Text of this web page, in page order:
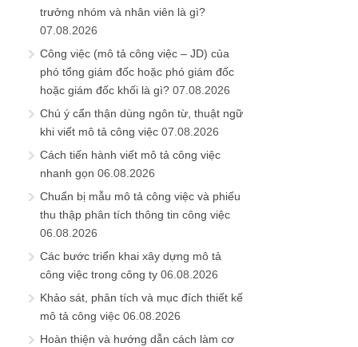
trưởng nhóm và nhân viên là gì?
07.08.2026
Công việc (mô tả công việc – JD) của
phó tổng giám đốc hoặc phó giám đốc
hoặc giám đốc khối là gì? 07.08.2026
Chú ý cẩn thận dùng ngôn từ, thuật ngữ
khi viết mô tả công việc 07.08.2026
Cách tiến hành viết mô tả công việc
nhanh gọn 06.08.2026
Chuẩn bị mẫu mô tả công việc và phiếu
thu thập phân tích thông tin công việc
06.08.2026
Các bước triển khai xây dựng mô tả
công việc trong công ty 06.08.2026
Khảo sát, phân tích và mục đích thiết kế
mô tả công việc 06.08.2026
Hoàn thiện và hướng dẫn cách làm cơ